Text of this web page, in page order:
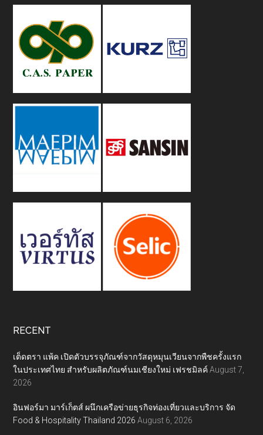
RECENT
เต็ดตรา แพ้ค เปิดตัวบรรจุภัณฑ์จากวัสดุหมุนเวียนจากพืชครั้งแรก
ในประเทศไทย สำหรับผลิตภัณฑ์นมเชียงใหม่ เฟรชมิลค์ August 7,
2026
อินฟอร์มา มาร์เก็ตส์ ผนึกเครือข่ายธุรกิจท่องเที่ยวและบริการ จัด
Food & Hospitality Thailand 2026 August 6, 2026